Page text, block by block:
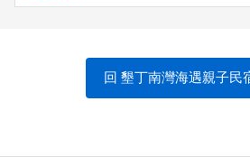
回 墾丁南灣海遇親子民